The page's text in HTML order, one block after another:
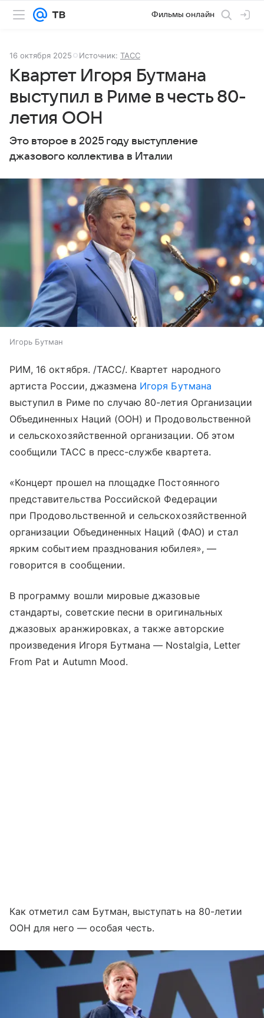
Фильмы онлайн
16 октября 2025 Источник: ТАСС
Квартет Игоря Бутмана
выступил в Риме в честь 80-
летия ООН
Это второе в 2025 году выступление
джазового коллектива в Италии
Игорь Бутман
РИМ, 16 октября. /ТАСС/. Квартет народного
артиста России, джазмена Игоря Бутмана
выступил в Риме по случаю 80-летия Организации
Объединенных Наций (ООН) и Продовольственной
и сельскохозяйственной организации. Об этом
сообщили ТАСС в пресс-службе квартета.
«Концерт прошел на площадке Постоянного
представительства Российской Федерации
при Продовольственной и сельскохозяйственной
организации Объединенных Наций (ФАО) и стал
ярким событием празднования юбилея», —
говорится в сообщении.
В программу вошли мировые джазовые
стандарты, советские песни в оригинальных
джазовых аранжировках, а также авторские
произведения Игоря Бутмана — Nostalgia, Letter
From Pat и Autumn Mood.
Как отметил сам Бутман, выступать на 80-летии
ООН для него — особая честь.